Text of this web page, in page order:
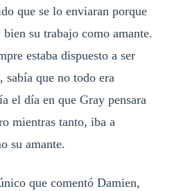
que se lo enviaran porque
su trabajo como amante.
estaba dispuesto a ser
que no todo era
el día en que Gray pensara
mientras tanto, iba a
su amante.
que comentó Damien,